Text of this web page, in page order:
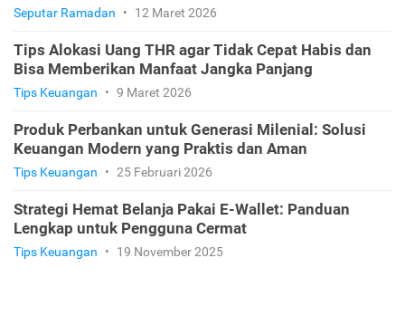
Seputar Ramadan • 12 Maret 2026
Tips Alokasi Uang THR agar Tidak Cepat Habis dan
Bisa Memberikan Manfaat Jangka Panjang
Tips Keuangan • 9 Maret 2026
Produk Perbankan untuk Generasi Milenial: Solusi
Keuangan Modern yang Praktis dan Aman
Tips Keuangan • 25 Februari 2026
Strategi Hemat Belanja Pakai E-Wallet: Panduan
Lengkap untuk Pengguna Cermat
Tips Keuangan • 19 November 2025